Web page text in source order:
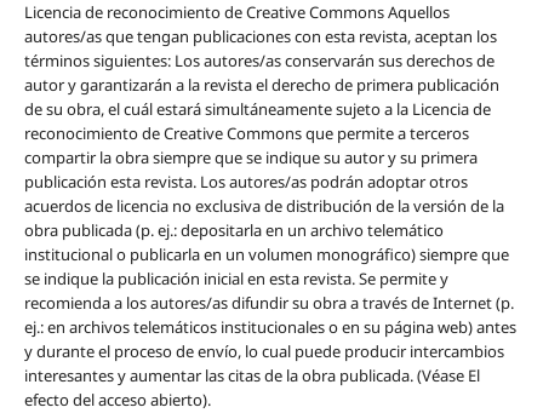
Licencia de reconocimiento de Creative Commons Aquellos
autores/as que tengan publicaciones con esta revista, aceptan los
términos siguientes: Los autores/as conservarán sus derechos de
autor y garantizarán a la revista el derecho de primera publicación
de su obra, el cuál estará simultáneamente sujeto a la Licencia de
reconocimiento de Creative Commons que permite a terceros
compartir la obra siempre que se indique su autor y su primera
publicación esta revista. Los autores/as podrán adoptar otros
acuerdos de licencia no exclusiva de distribución de la versión de la
obra publicada (p. ej.: depositarla en un archivo telemático
institucional o publicarla en un volumen monográfico) siempre que
se indique la publicación inicial en esta revista. Se permite y
recomienda a los autores/as difundir su obra a través de Internet (p.
ej.: en archivos telemáticos institucionales o en su página web) antes
y durante el proceso de envío, lo cual puede producir intercambios
interesantes y aumentar las citas de la obra publicada. (Véase El
efecto del acceso abierto).